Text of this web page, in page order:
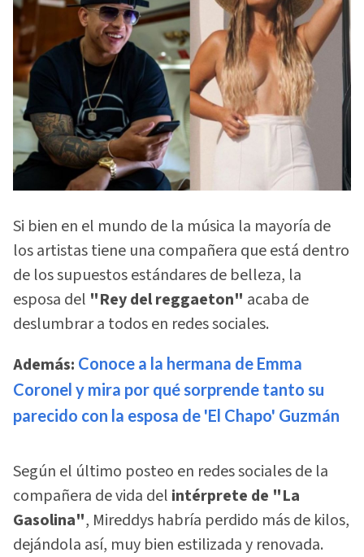
Si bien en el mundo de la música la mayoría de
los artistas tiene una compañera que está dentro
de los supuestos estándares de belleza, la
esposa del "Rey del reggaeton" acaba de
deslumbrar a todos en redes sociales.
Además: Conoce a la hermana de Emma
Coronel y mira por qué sorprende tanto su
parecido con la esposa de 'El Chapo' Guzmán
Según el último posteo en redes sociales de la
compañera de vida del intérprete de "La
Gasolina", Mireddys habría perdido más de kilos,
dejándola así, muy bien estilizada y renovada.